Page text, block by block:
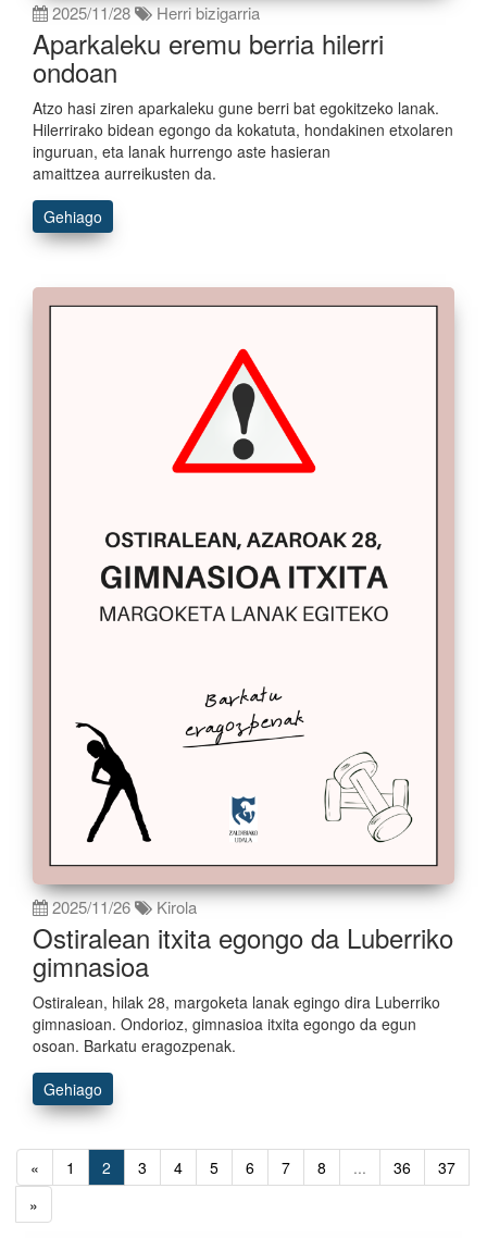
2025/11/28 Herri bizigarria
Aparkaleku eremu berria hilerri
ondoan
Atzo hasi ziren aparkaleku gune berri bat egokitzeko lanak.
Hilerrirako bidean egongo da kokatuta, hondakinen etxolaren
inguruan, eta lanak hurrengo aste hasieran
amaittzea aurreikusten da.
Gehiago
2025/11/26 Kirola
Ostiralean itxita egongo da Luberriko
gimnasioa
Ostiralean, hilak 28, margoketa lanak egingo dira Luberriko
gimnasioan. Ondorioz, gimnasioa itxita egongo da egun
osoan. Barkatu eragozpenak.
Gehiago
« 1 2 3 4 5 6 7 8 ... 36
37
»